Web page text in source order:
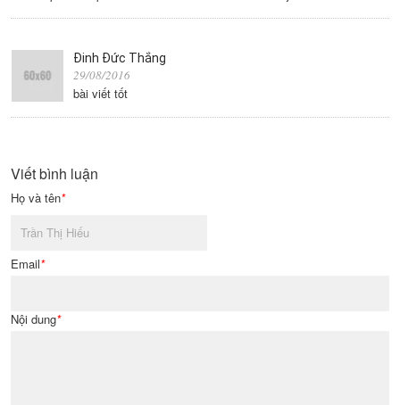
Đinh Đức Thắng
29/08/2016
bài viết tốt
Viết bình luận
Họ và tên*
Email*
Nội dung*